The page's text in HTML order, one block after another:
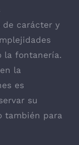
de carácter y
la fontanería.
la
es
su
también para